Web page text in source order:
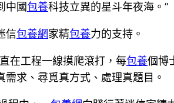
中國包養科技立異的星斗年夜海。”
信包養網家精包養力的支持。
在工程一線摸爬滾打，每包養個博
求、尋覓真方式、處理真題目。